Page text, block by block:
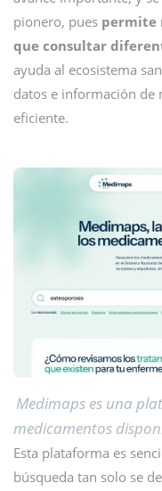
pionero, pues permite
que consultar
ayuda al ecosistema
datos e información de
eficiente.
Medimaps es una
medicamentos
Esta plataforma es
búsqueda tan solo se